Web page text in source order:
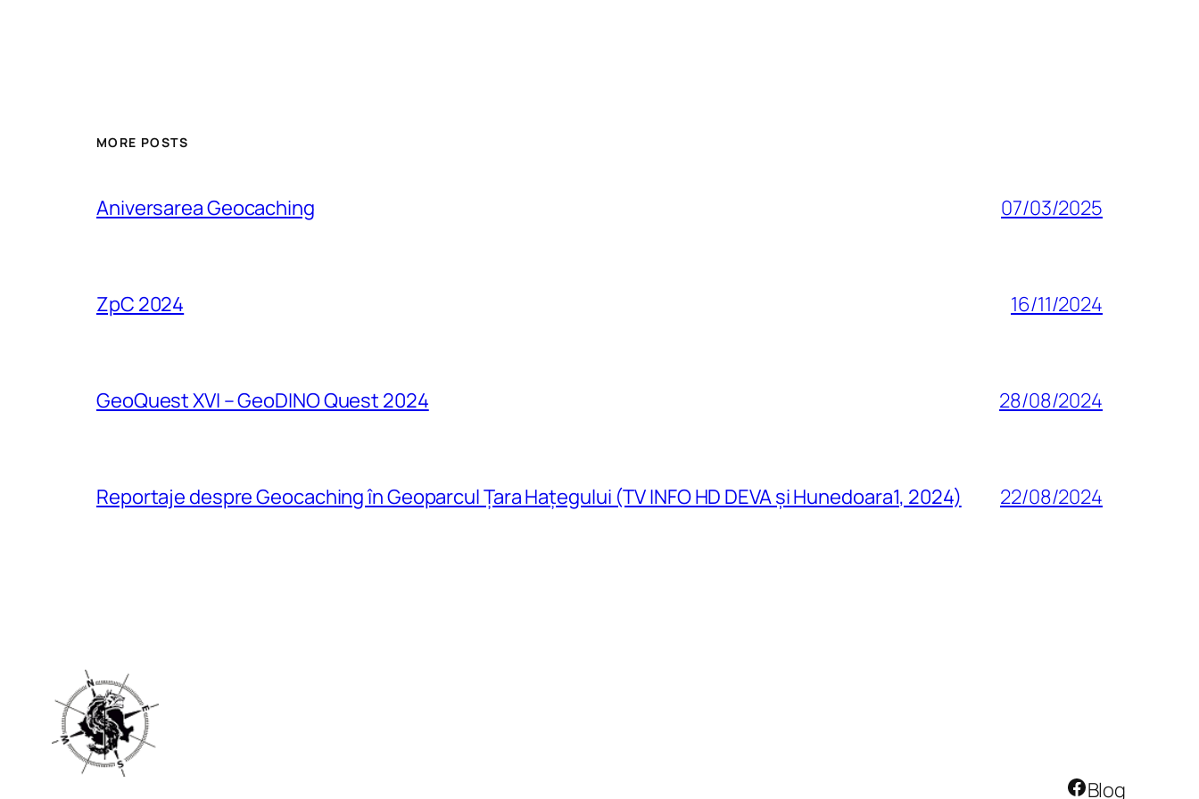
MORE POSTS
Aniversarea Geocaching 07/03/2025
ZpC 2024 16/11/2024
GeoQuest XVI – GeoDINO Quest 2024 28/08/2024
Reportaje despre Geocaching în Geoparcul Țara Hațegului (TV INFO HD DEVA și Hunedoara1, 2024) 22/08/2024
Facebook
Blog